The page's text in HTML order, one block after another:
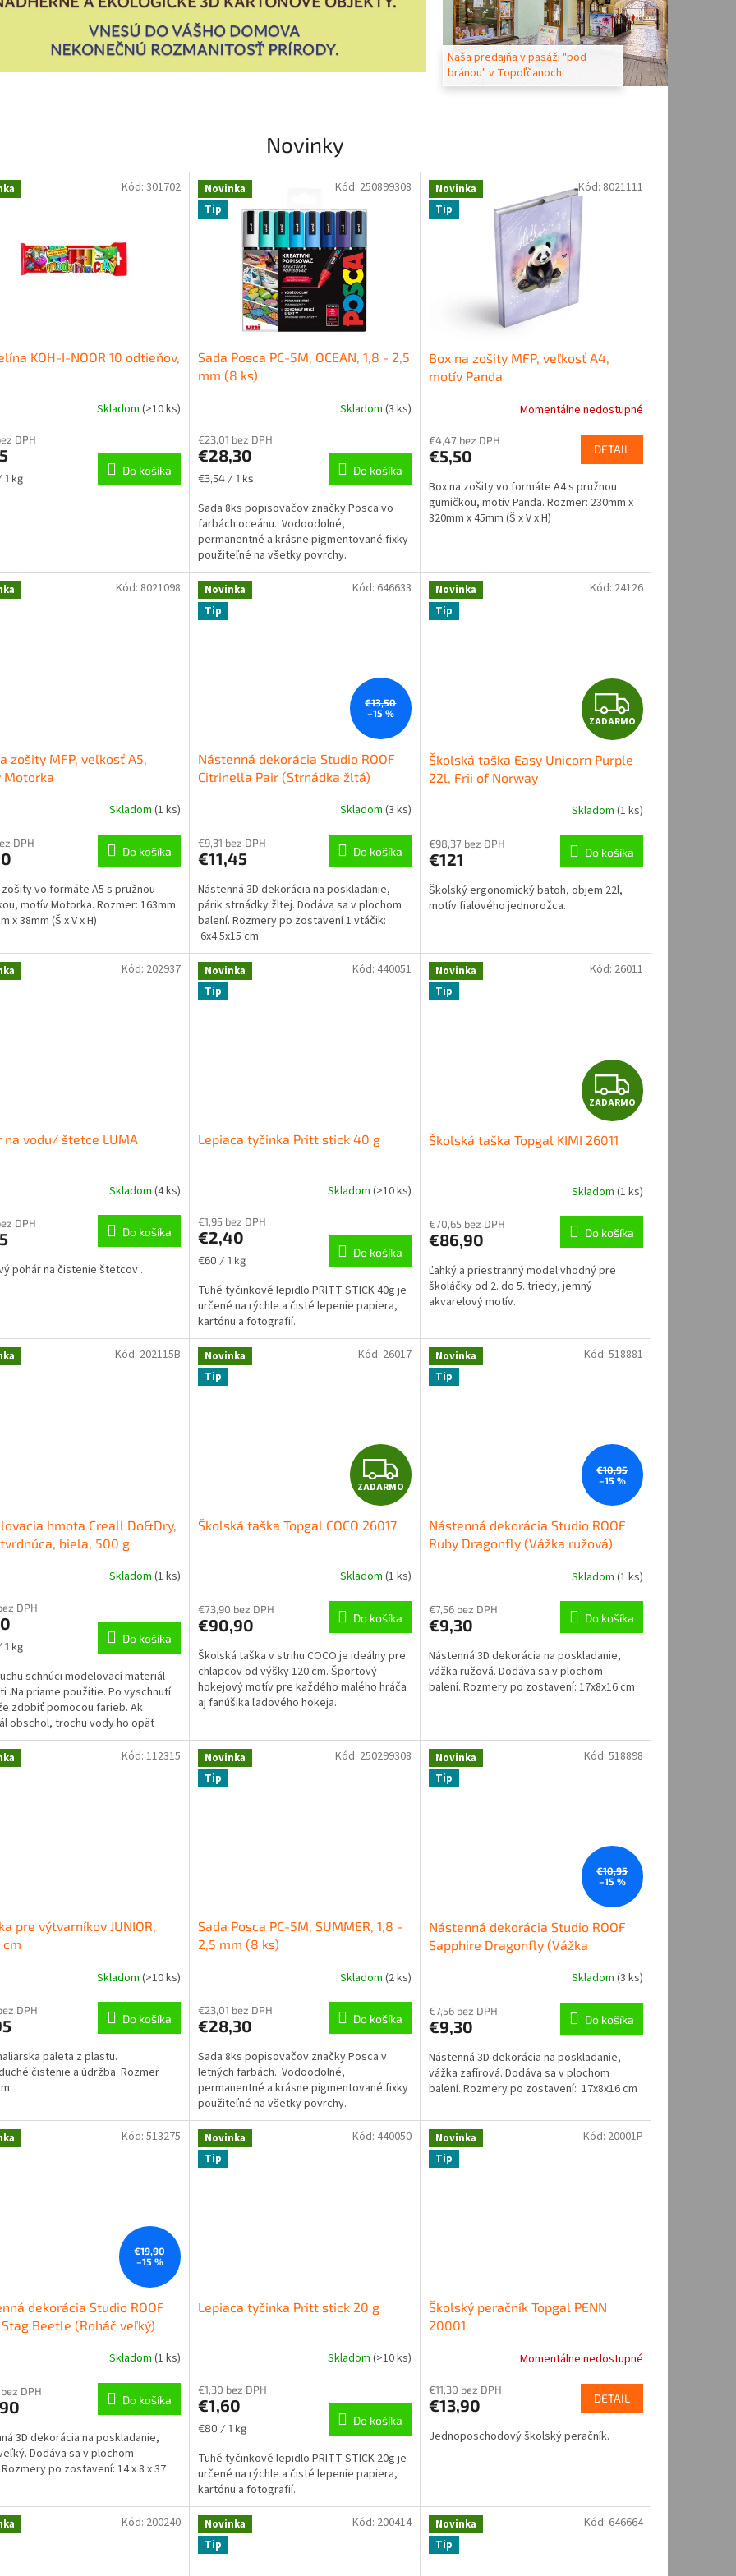
Naša predajňa v pasáži "pod
bránou" v Topoľčanoch
Novinky
KOH-I-NOOR 10 odtieňov,
Skladom (>10 ks)
DPH
1 kg
Do košíka
Kód: 301702
Novinka
Tip
Sada Posca PC-5M, OCEAN, 1,8 - 2,5
mm (8 ks)
Skladom (3 ks)
€23,01 bez DPH
€28,30
Jednotková
€3,54 / 1 ks
Do košíka
Sada 8ks popisovačov značky Posca vo
farbách oceánu. Vodoodolné,
permanentné a krásne pigmentované fixky
použiteľné na všetky povrchy.
Kód: 250899308
Novinka
Tip
Box na zošity MFP, veľkosť A4,
motív Panda
Momentálne nedostupné
€4,47 bez DPH
€5,50 DETAIL
Box na zošity vo formáte A4 s pružnou
gumičkou, motív Panda. Rozmer: 230mm x
320mm x 45mm (Š x V x H)
Kód: 8021111
zošity MFP, veľkosť A5,
Motorka
Skladom (1 ks)
DPH
Do košíka
zošity vo formáte A5 s pružnou
motív Motorka. Rozmer: 163mm
x 38mm (Š x V x H)
Kód: 8021098
Novinka
Tip
€13,50
–15 %
Nástenná dekorácia Studio ROOF
Citrinella Pair (Strnádka žltá)
Skladom (3 ks)
€9,31 bez DPH
€11,45 Do košíka
Nástenná 3D dekorácia na poskladanie,
párik strnádky žltej. Dodáva sa v plochom
balení. Rozmery po zostavení 1 vtáčik:
6x4.5x15 cm
Kód: 646633
Novinka
Tip
Z
A
D
A
R
M
ZADARMO
Školská taška Easy Unicorn Purple
22l, Frii of Norway
Skladom (1 ks)
€98,37 bez DPH
€121 Do košíka
Školský ergonomický batoh, objem 22l,
motív fialového jednorožca.
Kód: 24126
na vodu/ štetce LUMA
Skladom (4 ks)
DPH
Do košíka
pohár na čistenie štetcov .
Kód: 202937
Novinka
Tip
Lepiaca tyčinka Pritt stick 40 g
Skladom (>10 ks)
€1,95 bez DPH
€2,40
Jednotková
€60 / 1 kg
Do košíka
Tuhé tyčinkové lepidlo PRITT STICK 40g je
určené na rýchle a čisté lepenie papiera,
kartónu a fotografií.
Kód: 440051
Novinka
Tip
Z
A
A
R
M
ZADARMO
Školská taška Topgal KIMI 26011
Skladom (1 ks)
€70,65 bez DPH
€86,90 Do košíka
Ľahký a priestranný model vhodný pre
školáčky od 2. do 5. triedy, jemný
akvarelový motív.
Kód: 26011
hmota Creall Do&Dry,
biela, 500 g
Skladom (1 ks)
DPH
1 kg
Do košíka
schnúci modelovací materiál
.Na priame použitie. Po vyschnutí
zdobiť pomocou farieb. Ak
obschol, trochu vody ho opäť
Kód: 202115B
Novinka
Tip
Z
A
A
R
M
O
ZADARMO
Školská taška Topgal COCO 26017
Skladom (1 ks)
€73,90 bez DPH
€90,90 Do košíka
Školská taška v strihu COCO je ideálny pre
chlapcov od výšky 120 cm. Športový
hokejový motív pre každého malého hráča
aj fanúšika ľadového hokeja.
Kód: 26017
Novinka
Tip
€10,95
–15 %
Nástenná dekorácia Studio ROOF
Ruby Dragonfly (Vážka ružová)
Skladom (1 ks)
€7,56 bez DPH
€9,30 Do košíka
Nástenná 3D dekorácia na poskladanie,
vážka ružová. Dodáva sa v plochom
balení. Rozmery po zostavení: 17x8x16 cm
Kód: 518881
pre výtvarníkov JUNIOR,
cm
Skladom (>10 ks)
DPH
Do košíka
paleta z plastu.
čistenie a údržba. Rozmer
Kód: 112315
Novinka
Tip
Sada Posca PC-5M, SUMMER, 1,8 -
2,5 mm (8 ks)
Skladom (2 ks)
€23,01 bez DPH
€28,30 Do košíka
Sada 8ks popisovačov značky Posca v
letných farbách. Vodoodolné,
permanentné a krásne pigmentované fixky
použiteľné na všetky povrchy.
Kód: 250299308
Novinka
Tip
€10,95
–15 %
Nástenná dekorácia Studio ROOF
Sapphire Dragonfly (Vážka
Skladom (3 ks)
€7,56 bez DPH
€9,30 Do košíka
Nástenná 3D dekorácia na poskladanie,
vážka zafírová. Dodáva sa v plochom
balení. Rozmery po zostavení: 17x8x16 cm
Kód: 518898
€19,90
–15 %
dekorácia Studio ROOF
Beetle (Roháč veľký)
Skladom (1 ks)
DPH
Do košíka
3D dekorácia na poskladanie,
Dodáva sa v plochom
po zostavení: 14 x 8 x 37
Kód: 513275
Novinka
Tip
Lepiaca tyčinka Pritt stick 20 g
Skladom (>10 ks)
€1,30 bez DPH
€1,60
Jednotková
€80 / 1 kg
Do košíka
Tuhé tyčinkové lepidlo PRITT STICK 20g je
určené na rýchle a čisté lepenie papiera,
kartónu a fotografií.
Kód: 440050
Novinka
Tip
Školský peračník Topgal PENN
20001
Momentálne nedostupné
€11,30 bez DPH
€13,90 DETAIL
Jednoposchodový školský peračník.
Kód: 20001P
Kód: 200240
Novinka
Tip
Kód: 200414
Novinka
Tip
Kód: 646664